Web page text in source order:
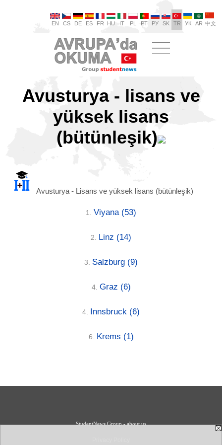
EN CS DE ES FR HU IT PL PT РУ SK TR УК AR 中文
Avusturya - lisans ve
yüksek lisans
(bütünleşik)
Avusturya - Lisans ve yüksek lisans (bütünleşik)
1. Viyana (53)
2. Linz (14)
3. Salzburg (9)
4. Graz (6)
4. Innsbruck (6)
6. Krems (1)
StudentNews Group - about us